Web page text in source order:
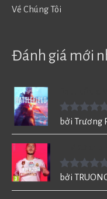
Về Chúng Tôi
Đánh giá mới
Được xếp
bởi Trương
Được xếp
bởi